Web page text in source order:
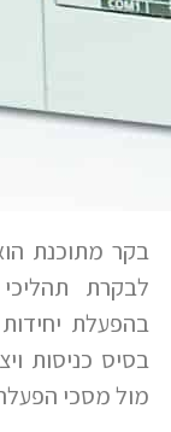
בקר מתוכנת
לבקרת
בהפעלת
בסיס כניסות
מול מסכי